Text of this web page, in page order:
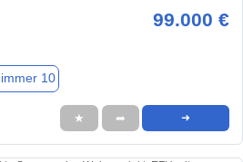
99.000 €
10
★ ➦ ➜